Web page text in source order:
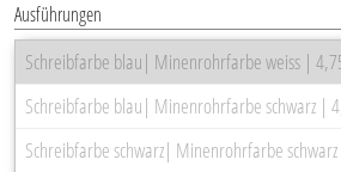
Ausführungen
Schreibfarbe blau| Minenrohrfarbe weiss |
Schreibfarbe blau| Minenrohrfarbe schwarz |
Schreibfarbe schwarz| Minenrohrfarbe